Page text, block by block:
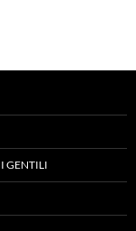
GENTILI